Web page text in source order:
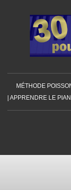
MÉTHODE
| APPRENDRE LE